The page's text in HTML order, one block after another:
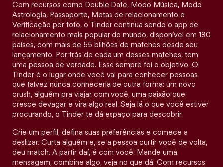
Com recursos como Double Date, Modo Música, Modo
Astrologia, Passaporte, Metas de relacionamento e
Verificação por foto, o Tinder continua sendo o app de
relacionamento mais popular do mundo, disponível em 190
países, com mais de 55 bilhões de matches desde seu
lançamento. Por trás de cada um desses matches, tem
uma pessoa de verdade. Esse sempre foi o objetivo. O
Tinder é o lugar onde você vai para conhecer pessoas
que talvez nunca conheceria de outra forma: um novo
crush, alguém pra viajar com você, uma paixão que
cresce devagar e vira algo real. Seja lá o que você estiver
procurando, o Tinder te dá espaço para descobrir.
Crie um perfil, defina suas preferências e comece a
deslizar. Curta alguém e, se a pessoa curtir você de volta,
deu match. A partir daí, é com você. Mande uma
mensagem, combine algo, veja no que dá. Com recursos